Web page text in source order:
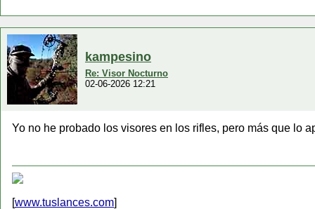
kampesino
Re: Visor Nocturno
02-06-2026 12:21
Yo no he probado los visores en los rifles, pero más que lo
[www.tuslances.com]